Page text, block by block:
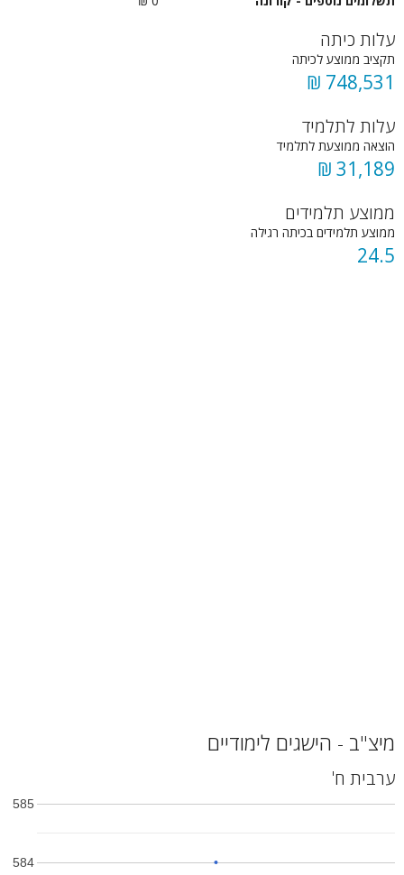
עלות כיתה
תקציב ממוצע לכיתה
748,531 ₪
עלות לתלמיד
הוצאה ממוצעת לתלמיד
31,189 ₪
ממוצע תלמידים
ממוצע תלמידים בכיתה רגילה
24.5
מיצ"ב - הישגים לימודיים
ערבית ח'
584
585